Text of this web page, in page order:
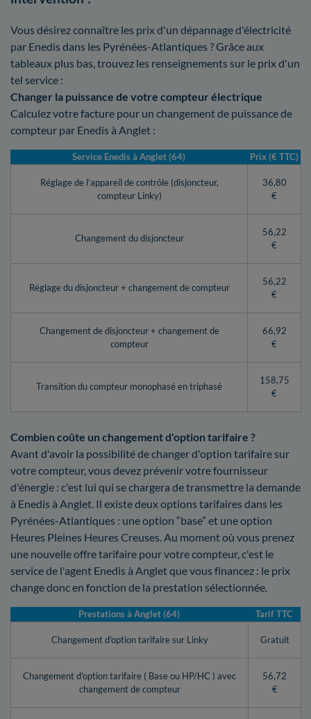
Vous désirez connaître les prix d'un dépannage d'électricité
par Enedis dans les Pyrénées-Atlantiques ? Grâce aux
tableaux plus bas, trouvez les renseignements sur le prix d'un
tel service :
Changer la puissance de votre compteur électrique
Calculez votre facture pour un changement de puissance de
compteur par Enedis à Anglet :
Service Enedis à Anglet (64) Prix (€ TTC)
Réglage de l’appareil de contrôle (disjoncteur,
compteur Linky)
36,80
€
Changement du disjoncteur
56,22
€
Réglage du disjoncteur + changement de compteur
56,22
€
Changement de disjoncteur + changement de
compteur
66,92
€
Transition du compteur monophasé en triphasé
158,75
€
Combien coûte un changement d'option tarifaire ?
Avant d'avoir la possibilité de changer d'option tarifaire sur
votre compteur, vous devez prévenir votre fournisseur
d'énergie : c'est lui qui se chargera de transmettre la demande
à Enedis à Anglet. Il existe deux options tarifaires dans les
Pyrénées-Atlantiques : une option “base” et une option
Heures Pleines Heures Creuses. Au moment où vous prenez
une nouvelle offre tarifaire pour votre compteur, c'est le
service de l'agent Enedis à Anglet que vous financez : le prix
change donc en fonction de la prestation sélectionnée.
Prestations à Anglet (64) Tarif TTC
Changement d'option tarifaire sur Linky Gratuit
Changement d'option tarifaire ( Base ou HP/HC ) avec
changement de compteur
56,72
€